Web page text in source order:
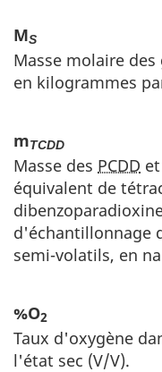
MS
Masse molaire
en kilogrammes
mTCDD
Masse des PCDD
équivalent de
d'échantillonnage
semi-volatils, en
%O2
Taux d'oxygène
l'état sec (V/V).